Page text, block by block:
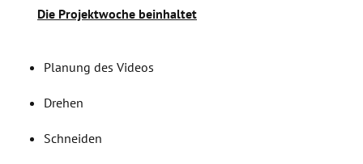
Die Projektwoche beinhaltet
Planung des Videos
Drehen
Schneiden